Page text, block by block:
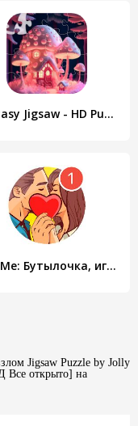
Fantasy Jigsaw - HD Puzzle
Kiss Me: Бутылочка, игра для чата и знакомства
Jigsaw Puzzle by Jolly
Все открыто] на